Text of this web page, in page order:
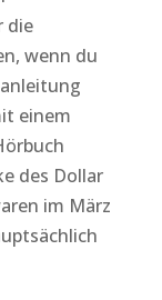
die
wenn du
einem
des Dollar
im März